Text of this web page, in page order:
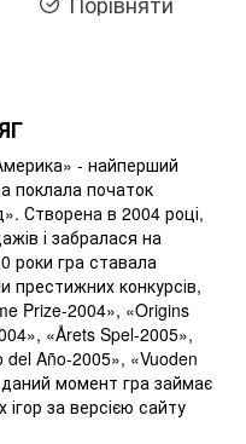
- найперший
поклала початок
Створена в 2004 році,
і забралася на
роки гра ставала
конкурсів,
Prize-2004», «Origins
«Årets Spel-2005»,
Año-2005», «Vuoden
момент гра займає
за версією сайту